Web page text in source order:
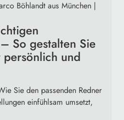
So gestalten Sie
und
Sie den passenden Redner
einfühlsam umsetzt,